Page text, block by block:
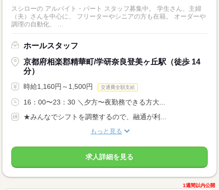
スシローの アルバイト・パート スタッフ募集中。 学生さん、主婦
（夫）さんを中心に、 フリーターやシニアの方も在籍。 オーダーや
調理の自動化、 ...
ホールスタッフ
京都府相楽郡精華町/学研奈良登美ヶ丘駅（徒歩 14
分）
時給1,160円～1,500円 交通費全額支給
16：00〜23：30 ＼夕方〜夜勤務できる方大...
★みんなでシフトを調整するので、融通が利...
もっと見る
求人詳細を見る
1週間以内公開